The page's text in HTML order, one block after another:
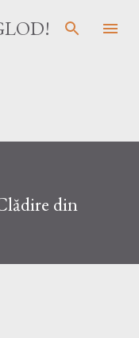
din